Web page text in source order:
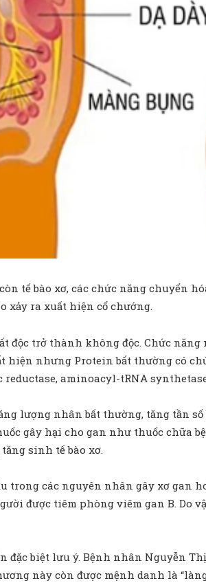
tế bào xơ, các chức năng chuyển
xảy ra xuất hiện cổ chướng.
độc trở thành không độc. Chức
nhưng Protein bất thường có
aminoacyl-tRNA
lượng nhân bất thường, tăng tần
gây hại cho gan như thuốc
sinh tế bào xơ.
trong các nguyên nhân gây xơ gan
được tiêm phòng viêm gan B. Do
đặc biệt lưu ý. Bệnh nhân Nguyễn
này còn được mệnh danh là